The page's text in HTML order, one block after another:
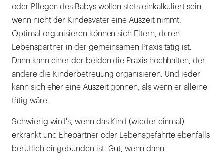
oder Pflegen des Babys wollen stets einkalkuliert sein,
wenn nicht der Kindesvater eine Auszeit nimmt.
Optimal organisieren können sich Eltern, deren
Lebenspartner in der gemeinsamen Praxis tätig ist.
Dann kann einer der beiden die Praxis hochhalten, der
andere die Kinderbetreuung organisieren. Und jeder
kann sich eher eine Auszeit gönnen, als wenn er alleine
tätig wäre.
Schwierig wird's, wenn das Kind (wieder einmal)
erkrankt und Ehepartner oder Lebensgefährte ebenfalls
beruflich eingebunden ist. Gut, wenn dann